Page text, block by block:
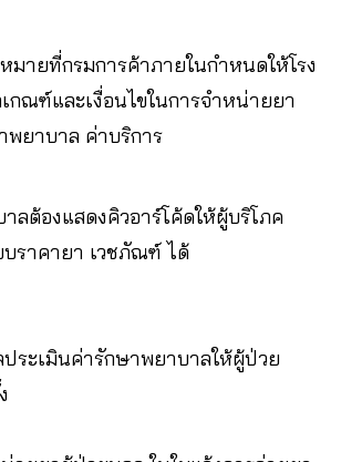
มายที่กรมการค้าภายในกำหนดให้โรง
กณฑ์และเงื่อนไขในการจำหน่ายยา
ยาบาล ค่าบริการ
ลต้องแสดงคิวอาร์โค้ดให้ผู้บริโภค
บราคายา เวชภัณฑ์ ได้
ประเมินค่ารักษาพยาบาลให้ผู้ป่วย